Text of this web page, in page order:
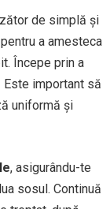
de simplă și
a amesteca
Începe prin a
important să
uniformă și
, asigurându-te
sosul. Continuă